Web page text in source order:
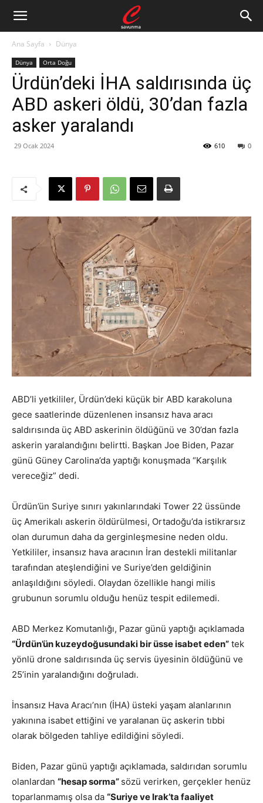
Ana Sayfa Dünya
Dünya Orta Doğu
Ürdün’deki İHA saldırısında üç
ABD askeri öldü, 30’dan fazla
asker yaralandı
29 Ocak 2024 0
610
ABD’li yetkililer, Ürdün’deki küçük bir ABD karakoluna
gece saatlerinde düzenlenen insansız hava aracı
saldırısında üç ABD askerinin öldüğünü ve 30’dan fazla
askerin yaralandığını belirtti. Başkan Joe Biden, Pazar
günü Güney Carolina’da yaptığı konuşmada “Karşılık
vereceğiz” dedi.
Ürdün’ün Suriye sınırı yakınlarındaki Tower 22 üssünde
üç Amerikalı askerin öldürülmesi, Ortadoğu’da istikrarsız
olan durumun daha da gerginleşmesine neden oldu.
Yetkililer, insansız hava aracının İran destekli militanlar
tarafından ateşlendiğini ve Suriye’den geldiğinin
anlaşıldığını söyledi. Olaydan özellikle hangi milis
grubunun sorumlu olduğu henüz tespit edilemedi.
ABD Merkez Komutanlığı, Pazar günü yaptığı açıklamada
“Ürdün’ün kuzeydoğusundaki bir üsse isabet eden” tek
yönlü drone saldırısında üç servis üyesinin öldüğünü ve
25’inin yaralandığını doğruladı.
İnsansız Hava Aracı’nın (İHA) üsteki yaşam alanlarının
yakınına isabet ettiğini ve yaralanan üç askerin tıbbi
olarak bölgeden tahliye edildiğini söyledi.
Biden, Pazar günü yaptığı açıklamada, saldırıdan sorumlu
olanlardan “hesap sorma” sözü verirken, gerçekler henüz
toparlanmamış olsa da “Suriye ve Irak’ta faaliyet